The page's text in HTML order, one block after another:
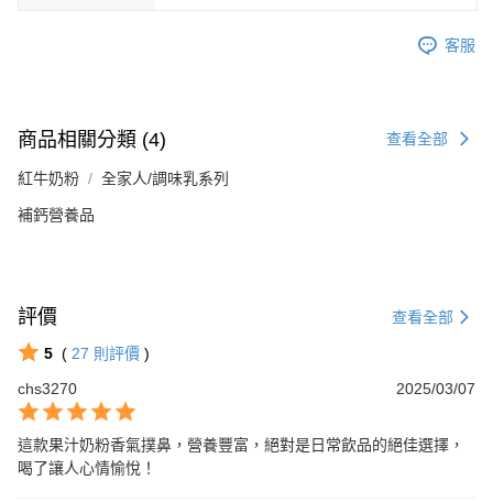
客服
商品相關分類 (4) 查看全部
紅牛奶粉 全家人/調味乳系列
補鈣營養品
評價 查看全部
5 ( 27 則評價 )
chs3270
2025/03/07
這款果汁奶粉香氣撲鼻，營養豐富，絕對是日常飲品的絕佳選擇，
喝了讓人心情愉悅！